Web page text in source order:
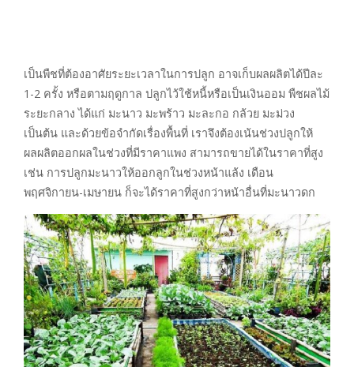
เป็นพืชที่ต้องอาศัยระยะเวลาในการปลูก อาจเก็บผลผลิตได้ปีละ
1-2 ครั้ง หรือตามฤดูกาล ปลูกไว้ใช้หนี้หรือเป็นเงินออม พืชผลไม้
ระยะกลาง ได้แก่ มะนาว มะพร้าว มะละกอ กล้วย มะม่วง
เป็นต้น และด้วยข้อจำกัดเรื่องพื้นที่ เราจึงต้องเน้นช่วงปลูกให้
ผลผลิตออกผลในช่วงที่มีราคาแพง สามารถขายได้ในราคาที่สูง
เช่น การปลูกมะนาวให้ออกลูกในช่วงหน้าแล้ง เดือน
พฤศจิกายน-เมษายน ก็จะได้ราคาที่สูงกว่าหน้าอื่นที่มะนาวดก